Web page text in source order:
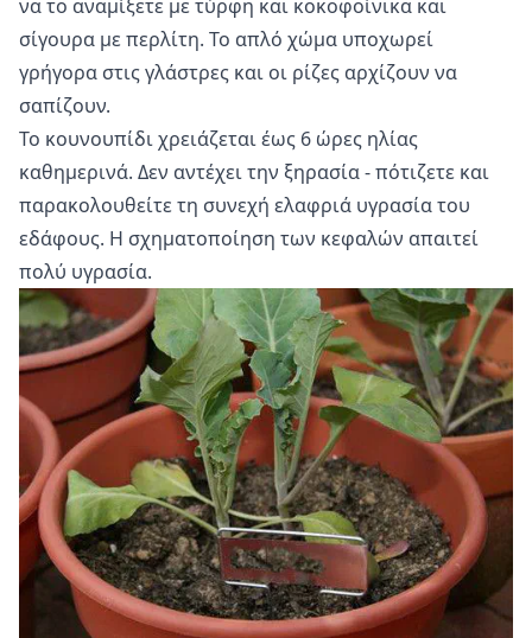
να το αναμίξετε με τύρφη και κοκοφοίνικα και
σίγουρα με περλίτη. Το απλό χώμα υποχωρεί
γρήγορα στις γλάστρες και οι ρίζες αρχίζουν να
σαπίζουν.
Το κουνουπίδι χρειάζεται έως 6 ώρες ηλίας
καθημερινά. Δεν αντέχει την ξηρασία - πότιζετε και
παρακολουθείτε τη συνεχή ελαφριά υγρασία του
εδάφους. Η σχηματοποίηση των κεφαλών απαιτεί
πολύ υγρασία.